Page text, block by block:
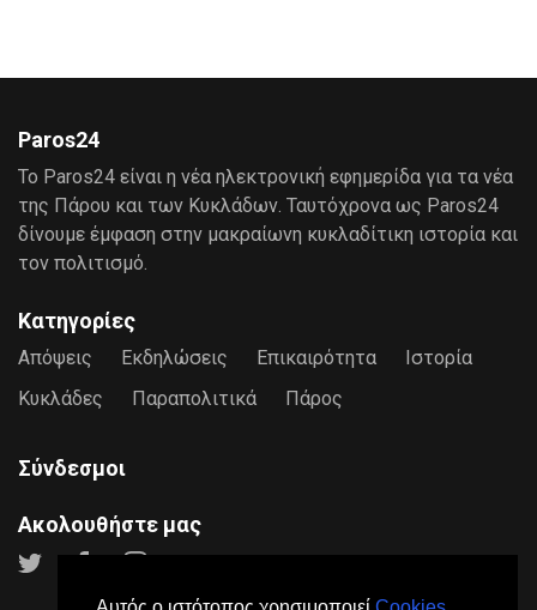
Paros24
Το Paros24 είναι η νέα ηλεκτρονική εφημερίδα για τα νέα
της Πάρου και των Κυκλάδων. Ταυτόχρονα ως Paros24
δίνουμε έμφαση στην μακραίωνη κυκλαδίτικη ιστορία και
τον πολιτισμό.
Κατηγορίες
Απόψεις Εκδηλώσεις Επικαιρότητα
Ιστορία
Κυκλάδες
Παραπολιτικά Πάρος
Σύνδεσμοι
Ακολουθήστε μας